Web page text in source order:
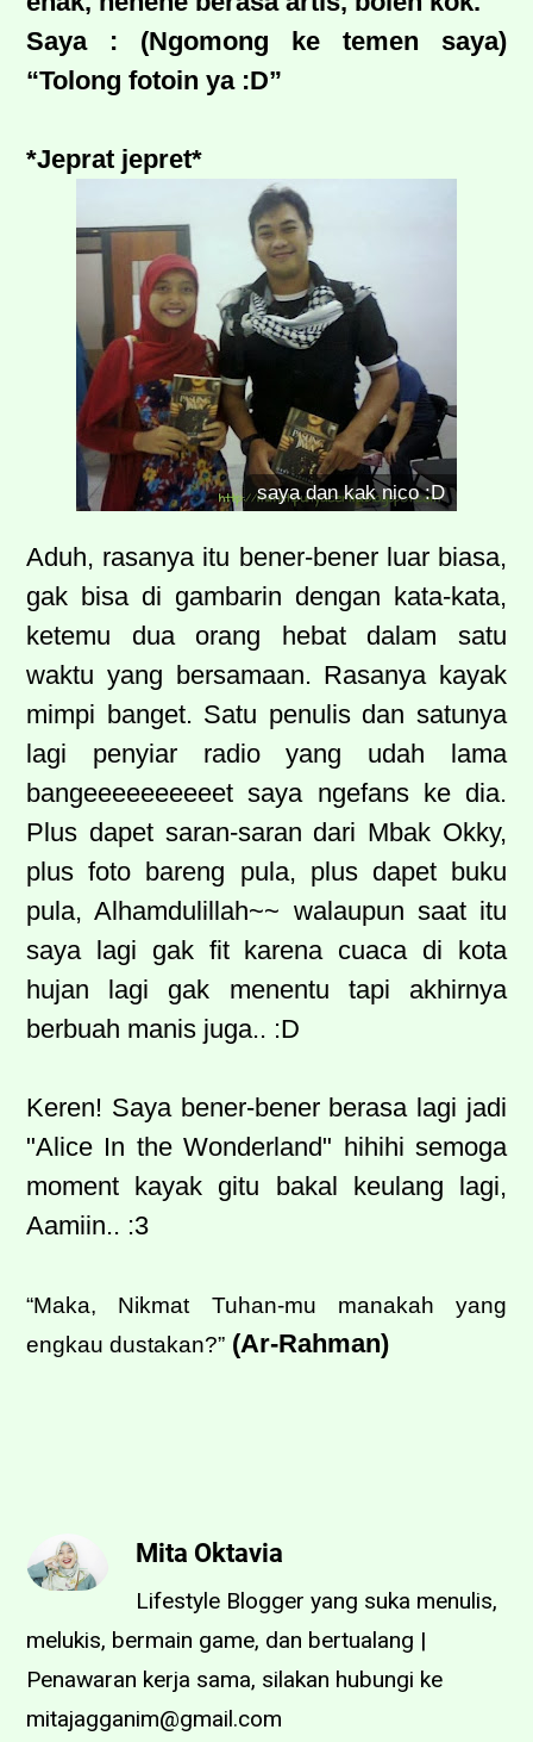
Saya : (Ngomong ke temen saya)
“Tolong fotoin ya :D”
*Jeprat jepret*
saya dan kak nico :D
Aduh, rasanya itu bener-bener luar biasa,
gak bisa di gambarin dengan kata-kata,
ketemu dua orang hebat dalam satu
waktu yang bersamaan. Rasanya kayak
mimpi banget. Satu penulis dan satunya
lagi penyiar radio yang udah lama
bangeeeeeeeeeet saya ngefans ke dia.
Plus dapet saran-saran dari Mbak Okky,
plus foto bareng pula, plus dapet buku
pula, Alhamdulillah~~ walaupun saat itu
saya lagi gak fit karena cuaca di kota
hujan lagi gak menentu tapi akhirnya
berbuah manis juga.. :D
Keren! Saya bener-bener berasa lagi jadi
"Alice In the Wonderland" hihihi semoga
moment kayak gitu bakal keulang lagi,
Aamiin.. :3
“Maka, Nikmat Tuhan-mu manakah yang
engkau dustakan?” (Ar-Rahman)
Mita Oktavia
Lifestyle Blogger yang suka menulis,
melukis, bermain game, dan bertualang |
Penawaran kerja sama, silakan hubungi ke
mitajagganim@gmail.com